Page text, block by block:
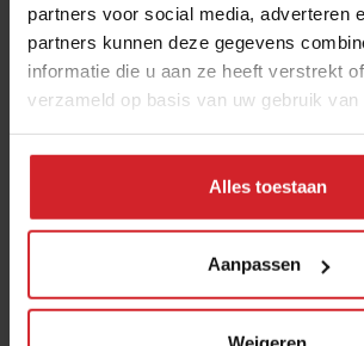
partners voor social media, adverteren
partners kunnen deze gegevens
informatie die u aan ze heeft verstrekt
verzameld op basis van uw gebruik
Alles toestaan
Aanpassen
start-ups, catering
Schrijft als hoofdredacteur van Food
catering, en is ze altijd op zoek naar de
het podium biedt.